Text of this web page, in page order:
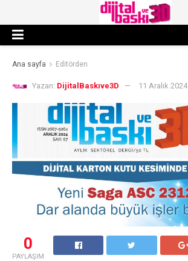
Ana sayfa Editörden
Yazan: DijitalBaskıve3D 11 Aralık 2024
0
PAYLAŞIM